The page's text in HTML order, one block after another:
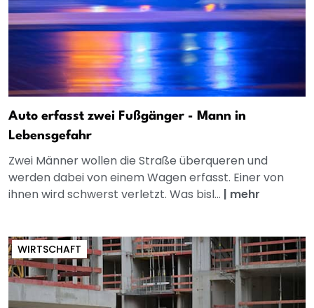
Auto erfasst zwei Fußgänger - Mann in
Lebensgefahr
Zwei Männer wollen die Straße überqueren und
werden dabei von einem Wagen erfasst. Einer von
ihnen wird schwerst verletzt. Was bisl... | mehr
WIRTSCHAFT